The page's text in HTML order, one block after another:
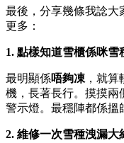
最後，分享幾條我諗大
更多：
1. 點樣知道雪櫃係咪雪
最明顯係唔夠凍 ，就
機，長著長行。摸摸兩
警示燈。最穩陣都係搵
2. 維修一次雪種洩漏大